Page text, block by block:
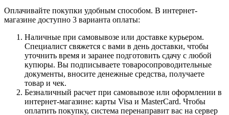
Оплачивайте покупки удобным способом. В интернет-
магазине доступно 3 варианта оплаты:
Наличные при самовывозе или доставке курьером.
Специалист свяжется с вами в день доставки, чтобы
уточнить время и заранее подготовить сдачу с любой
купюры. Вы подписываете товаросопроводительные
документы, вносите денежные средства, получаете
товар и чек.
Безналичный расчет при самовывозе или оформлении в
интернет-магазине: карты Visa и MasterCard. Чтобы
оплатить покупку, система перенаправит вас на сервер